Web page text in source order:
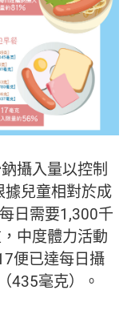
攝入量以控制
兒童相對於成
日需要1,300千
中度體力活動
便已達每日攝
435毫克）。